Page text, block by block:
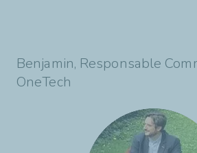
Benjamin, Responsable
OneTech